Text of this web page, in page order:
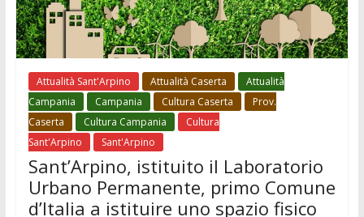
Attualità Sant'Arpino Attualità Caserta
Attualità
Campania
Campania Cultura Caserta
Prov.
Caserta
Cultura Campania
Cultura
Sant'Arpino
Sant'Arpino
Sant’Arpino, istituito il Laboratorio
Urbano Permanente, primo Comune
d’Italia a istituire uno spazio fisico